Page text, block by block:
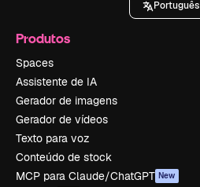
Português
Produtos
Spaces
Assistente de IA
Gerador de imagens
Gerador de vídeos
Texto para voz
Conteúdo de stock
MCP para Claude/ChatGPT New